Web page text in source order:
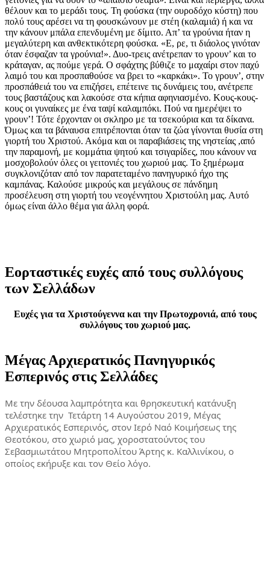
θέλουν και το μεράδι τους. Τη φούσκα (την ουροδόχο κύστη) που
πολύ τους αρέσει να τη φουσκώνουν με στέη (καλαμιά) ή και να
την κάνουν μπάλα επενδυμένη με δίμιτο. Απ’ τα γρούνια ήταν η
μεγαλύτερη και ανθεκτικότερη φούσκα. «Ε, ρε, τι διάολος γινόταν
όταν έσφαζαν τα γρούνια!». Δυο-τρεις ανέτρεπαν το γρουν’ και το
κράταγαν, ας πούμε γερά. Ο σφάχτης βύθιζε το μαχαίρι στον παχύ
λαιμό του και προσπαθούσε να βρει το «καρκάκι». Το γρουν’, στην
προσπάθειά του να επιζήσει, επέτεινε τις δυνάμεις του, ανέτρεπε
τους βαστάζους και λακούσε στα κήπια αφηνιασμένο. Κους-κους-
κους οι γυναίκες με ένα ταψί καλαμπόκι. Πού να ημερέψει το
γρουν’! Τότε έρχονταν οι σκληρο με τα τσεκούρια και τα δίκανα.
Όμως και τα βάναυσα επιτρέπονται όταν τα ζώα γίνονται θυσία στη
γιορτή του Χριστού. Ακόμα και οι παραβιάσεις της νηστείας ,από
την παραμονή, με κομμάτια ψητού και τσιγαρίδες, που κάνουν να
μοσχοβολούν όλες οι γειτονιές του χωριού μας. Το ξημέρωμα
συγκλονιζόταν από τον παρατεταμένο πανηγυρικό ήχο της
καμπάνας. Καλούσε μικρούς και μεγάλους σε πάνδημη
προσέλευση στη γιορτή του νεογέννητου Χριστούλη μας. Αυτό
όμως είναι άλλο θέμα για άλλη φορά.
Εορταστικές ευχές από τους συλλόγους
των Σελλάδων
Ευχές για τα Χριστούγεννα και την Πρωτοχρονιά, από τους
συλλόγους του χωριού μας.
Μέγας Αρχιερατικός Πανηγυρικός
Εσπερινός στις Σελλάδες
Με την δέουσα λαμπρότητα και θρησκευτική κατάνυξη
τελέστηκε την Τετάρτη 14 Αυγούστου 2019, Μέγας
Αρχιερατικός Εσπερινός, στον Ιερό Ναό Κοιμήσεως της
Θεοτόκου, στο χωριό μας, χοροστατούντος του
Σεβασμιωτάτου Μητροπολίτου Άρτης κ. Καλλινίκου, ο
οποίος εκήρυξε και τον Θείο λόγο.